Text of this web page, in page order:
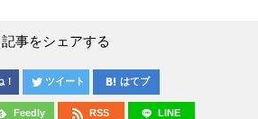
記事をシェアする
！ ツイート はてブ
Feedly RSS LINE